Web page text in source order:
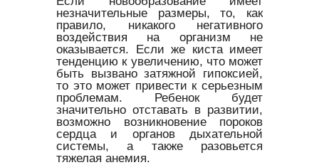
незначительные размеры, то, как
правило, никакого негативного
воздействия на организм не
оказывается. Если же киста имеет
тенденцию к увеличению, что может
быть вызвано затяжной гипоксией,
то это может привести к серьезным
проблемам. Ребенок будет
значительно отставать в развитии,
возможно возникновение пороков
сердца и органов дыхательной
системы, а также разовьется
тяжелая анемия.